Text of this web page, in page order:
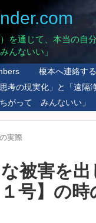
を通じて、本当の
んないい」
榎本へ連絡す
考の現実化」と「遠隔
がって みんないい」
実際
被害を
号】の